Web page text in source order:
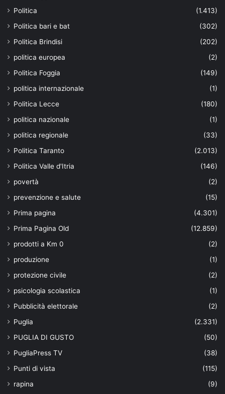
Politica
(1.413)
Politica bari e bat
(302)
Politica Brindisi
(202)
politica europea
(2)
Politica Foggia
(149)
politica internazionale
(1)
Politica Lecce
(180)
politica nazionale
(1)
politica regionale
(33)
Politica Taranto
(2.013)
Politica Valle d'Itria
(146)
povertà
(2)
prevenzione e salute
(15)
Prima pagina
(4.301)
Prima Pagina Old
(12.859)
prodotti a Km 0
(2)
produzione
(1)
protezione civile
(2)
psicologia scolastica
(1)
Pubblicità elettorale
(2)
Puglia
(2.331)
PUGLIA DI GUSTO
(50)
PugliaPress TV
(38)
Punti di vista
(115)
rapina
(9)